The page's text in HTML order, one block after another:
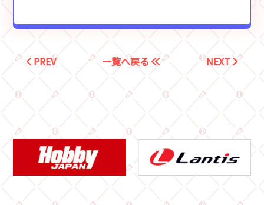
PREV 一覧へ戻る NEXT